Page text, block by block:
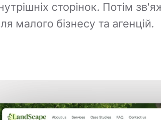
сторінок. Потім
малого бізнесу та агенцій.